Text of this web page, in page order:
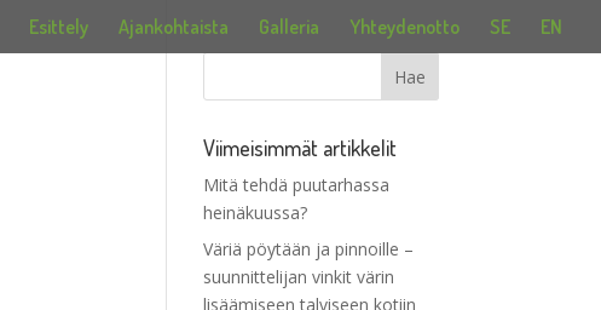
Esittely Ajankohtaista Galleria Yhteydenotto SE EN
Viimeisimmät artikkelit
Mitä tehdä puutarhassa
heinäkuussa?
Väriä pöytään ja pinnoille –
suunnittelijan vinkit värin
lisäämiseen talviseen kotiin